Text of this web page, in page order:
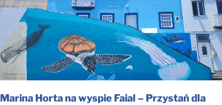
Marina Horta na wyspie Faial – Przystań dla